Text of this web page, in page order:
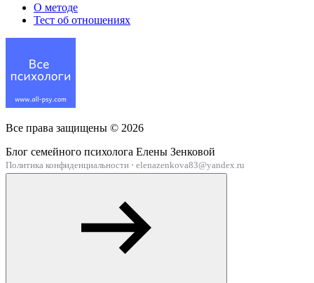
О методе
Тест об отношениях
Все права защищены © 2026
Блог семейного психолога Елены Зенковой
Политика конфиденциальности · elenazenkova83@yandex.ru